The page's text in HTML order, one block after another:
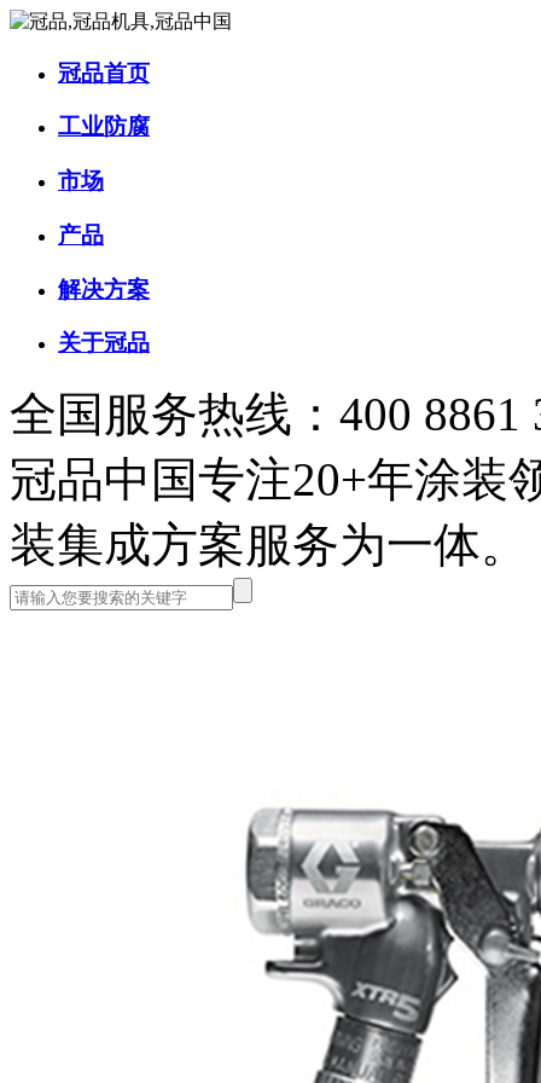
冠品首页
工业防腐
市场
产品
解决方案
关于冠品
全国服务热线：400 8861
冠品中国专注20+年涂装
装集成方案服务为一体。